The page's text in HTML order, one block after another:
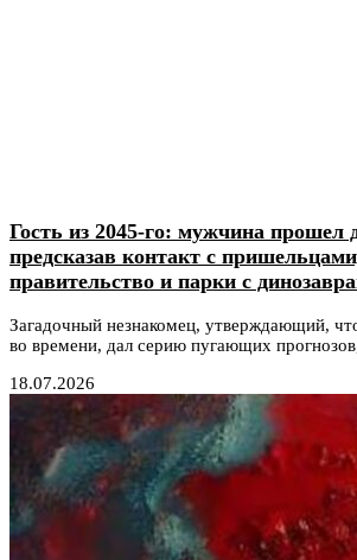
Гость из 2045-го: мужчина прошел
предсказав контакт с
правительство и парки с
Загадочный незнакомец, утверждающий,
во времени, дал серию пугающих
18.07.2026